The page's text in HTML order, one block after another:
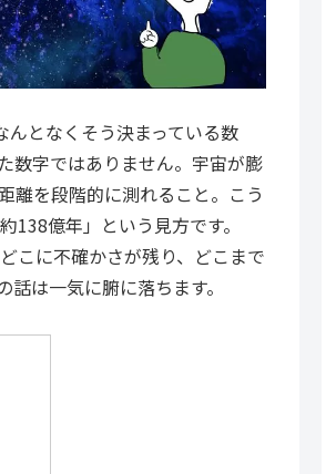
となくそう決まっている数
数字ではありません。宇宙が膨
離を段階的に測れること。こう
億年」という見方です。
こに不確かさが残り、どこまで
は一気に腑に落ちます。